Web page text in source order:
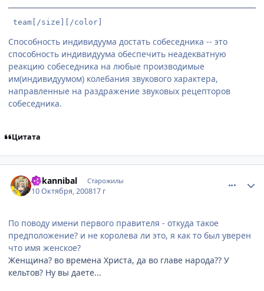
team[/size][/color]
Способность индивидуума достать собеседника -- это
способность индивидуума обеспечить неадекватную
реакцию собеседника на любые производимые
им(индивидуумом) колебания звукового характера,
направленные на раздражение звуковых рецепторов
собеседника.
Цитата
dr.kannibal Старожилы
10 Октября, 200817 г
По поводу имени первого правителя - откуда такое
предположение? и не королева ли это, я как то был уверен
что имя женское?
Женщина? во времена Христа, да во главе народа?? У
кельтов? Ну вы даете...